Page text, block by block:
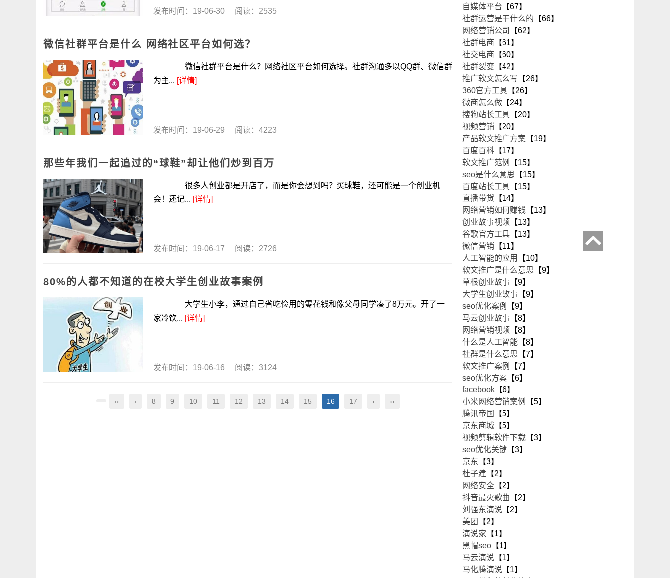
发布时间：19-06-30 阅读：2535
微信社群平台是什么 网络社区平台如何选？
微信社群平台是什么？网络社区平台如何选择。社群沟通多以QQ群、微信群
为主... [详情]
发布时间：19-06-29 阅读：4223
那些年我们一起追过的“球鞋”却让他们炒到百万
很多人创业都是开店了，而是你会想到吗？买球鞋，还可能是一个创业机
会！还记... [详情]
发布时间：19-06-17 阅读：2726
80%的人都不知道的在校大学生创业故事案例
大学生小李，通过自己省吃俭用的零花钱和像父母同学凑了8万元。开了一
家冷饮... [详情]
发布时间：19-06-16 阅读：3124
‹‹ ‹ 8 9 10 11 12 13 14 15 16 17 › ››
自媒体平台 【67】
社群运营是干什么的 【66】
网络营销公司
【62】
社群电商 【61】
社交电商 【60】
社群裂变 【42】
推广软文怎么写 【26】
360官方工具 【26】
微商怎么做 【24】
搜狗站长工具 【20】
视频营销 【20】
产品软文推广方案 【19】
百度百科 【17】
软文推广范例
【15】
seo是什么意思 【15】
百度站长工具 【15】
直播带货 【14】
网络营销如何赚钱 【13】
创业故事视频 【13】
谷歌官方工具 【13】
微信营销 【11】
人工智能的应用
【10】
软文推广是什么意思 【9】
草根创业故事 【9】
大学生创业故事 【9】
seo优化案例
【9】
马云创业故事 【8】
网络营销视频 【8】
什么是人工智能 【8】
社群是什么意思 【7】
软文推广案例
【7】
seo优化方案 【6】
facebook 【6】
小米网络营销案例
【5】
腾讯帝国
【5】
京东商城 【5】
视频剪辑软件下载 【3】
seo优化关键 【3】
京东 【3】
杜子建 【2】
网络安全 【2】
抖音最火歌曲 【2】
刘强东演说 【2】
美团
【2】
演说家 【1】
黑帽seo 【1】
马云演说 【1】
马化腾演说 【1】